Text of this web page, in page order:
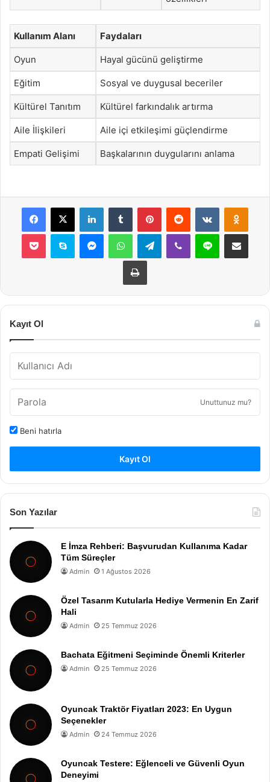
Kullanım Alanı Faydaları
Oyun Hayal gücünü geliştirme
Eğitim Sosyal ve duygusal beceriler
Kültürel Tanıtım Kültürel farkındalık artırma
Aile İlişkileri Aile içi etkileşimi güçlendirme
Empati Gelişimi Başkalarının duygularını anlama
Facebook
X LinkedInTumblr PinterestReddit VKontakte
Pocket Skype MessengerWhatsAppTelegramViber Line E-Posta ile
Yazdır
Kayıt Ol
Unuttunuz mu?
Beni hatırla
Kayıt Ol
Son Yazılar
E İmza Rehberi: Başvurudan Kullanıma Kadar
Tüm Süreçler
Admin 1 Ağustos 2026
Özel Tasarım Kutularla Hediye Vermenin En Zarif
Hali
Admin 25 Temmuz 2026
Bachata Eğitmeni Seçiminde Önemli Kriterler
Admin 25 Temmuz 2026
Oyuncak Traktör Fiyatları 2023: En Uygun
Seçenekler
Admin 24 Temmuz 2026
Oyuncak Testere: Eğlenceli ve Güvenli Oyun
Deneyimi